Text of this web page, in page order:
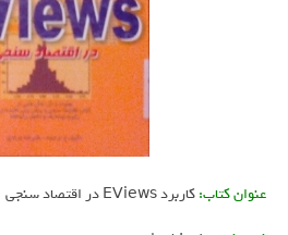
عنوان کتاب:کاربرد EViews در اقتصاد سنجی